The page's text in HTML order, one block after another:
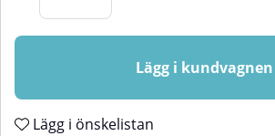
Lägg i kundvagnen
Lägg i önskelistan